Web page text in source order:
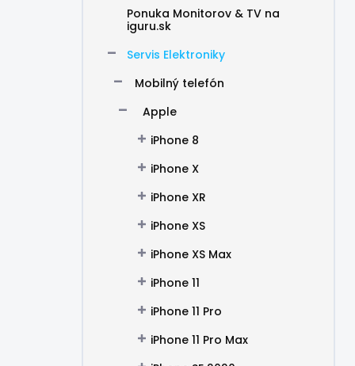
Ponuka Monitorov & TV na
iguru.sk
Servis Elektroniky
Mobilný telefón
Apple
iPhone 8
iPhone X
iPhone XR
iPhone XS
iPhone XS Max
iPhone 11
iPhone 11 Pro
iPhone 11 Pro Max